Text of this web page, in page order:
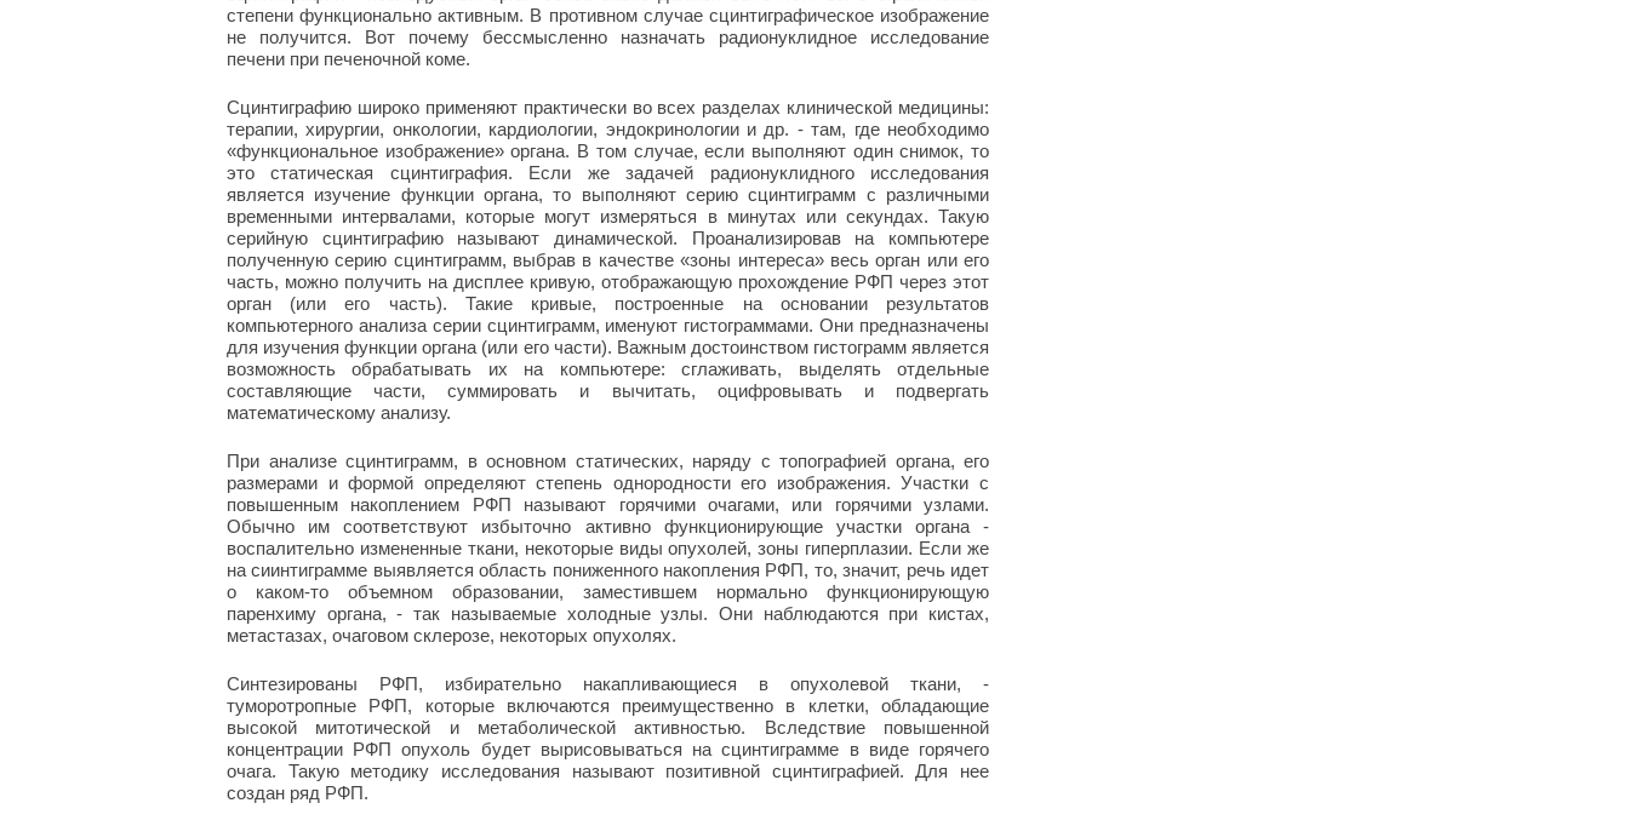
степени функционально активным. В противном случае сцинтиграфическое изображение
не получится. Вот почему бессмысленно назначать радионуклидное исследование
печени при печеночной коме.
Сцинтиграфию широко применяют практически во всех разделах клинической медицины:
терапии, хирургии, онкологии, кардиологии, эндокринологии и др. - там, где необходимо
«функциональное изображение» органа. В том случае, если выполняют один снимок, то
это статическая сцинтиграфия. Если же задачей радионуклидного исследования
является изучение функции органа, то выполняют серию сцинтиграмм с различными
временными интервалами, которые могут измеряться в минутах или секундах. Такую
серийную сцинтиграфию называют динамической. Проанализировав на компьютере
полученную серию сцинтиграмм, выбрав в качестве «зоны интереса» весь орган или его
часть, можно получить на дисплее кривую, отображающую прохождение РФП через этот
орган (или его часть). Такие кривые, построенные на основании результатов
компьютерного анализа серии сцинтиграмм, именуют гистограммами. Они предназначены
для изучения функции органа (или его части). Важным достоинством гистограмм является
возможность обрабатывать их на компьютере: сглаживать, выделять отдельные
составляющие части, суммировать и вычитать, оцифровывать и подвергать
математическому анализу.
При анализе сцинтиграмм, в основном статических, наряду с топографией органа, его
размерами и формой определяют степень однородности его изображения. Участки с
повышенным накоплением РФП называют горячими очагами, или горячими узлами.
Обычно им соответствуют избыточно активно функционирующие участки органа -
воспалительно измененные ткани, некоторые виды опухолей, зоны гиперплазии. Если же
на сиинтиграмме выявляется область пониженного накопления РФП, то, значит, речь идет
о каком-то объемном образовании, заместившем нормально функционирующую
паренхиму органа, - так называемые холодные узлы. Они наблюдаются при кистах,
метастазах, очаговом склерозе, некоторых опухолях.
Синтезированы РФП, избирательно накапливающиеся в опухолевой ткани, -
туморотропные РФП, которые включаются преимущественно в клетки, обладающие
высокой митотической и метаболической активностью. Вследствие повышенной
концентрации РФП опухоль будет вырисовываться на сцинтиграмме в виде горячего
очага. Такую методику исследования называют позитивной сцинтиграфией. Для нее
создан ряд РФП.